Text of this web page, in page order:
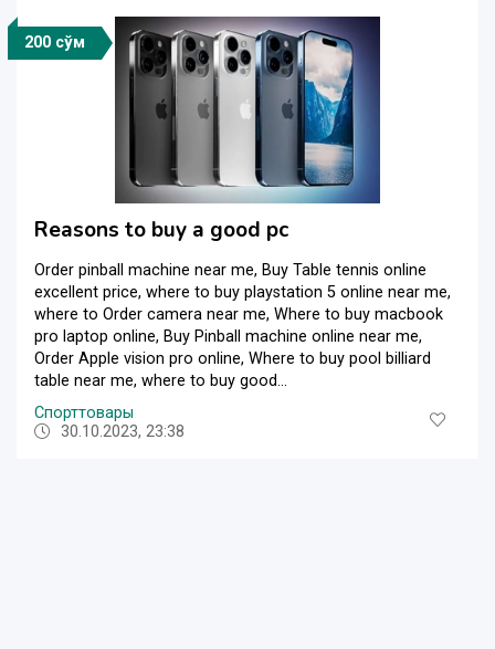
200 сўм
Reasons to buy a good pc
Order pinball machine near me, Buy Table tennis online
excellent price, where to buy playstation 5 online near me,
where to Order camera near me, Where to buy macbook
pro laptop online, Buy Pinball machine online near me,
Order Apple vision pro online, Where to buy pool billiard
table near me, where to buy good...
Спорттовары
30.10.2023, 23:38